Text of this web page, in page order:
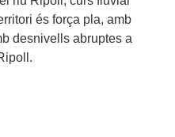
és força pla, amb
desnivells abruptes a